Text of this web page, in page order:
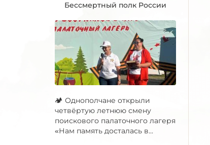
Бессмертный полк России
🏕 Однополчане открыли
четвёртую летнюю смену
поискового палаточного лагеря
«Нам память досталась в...